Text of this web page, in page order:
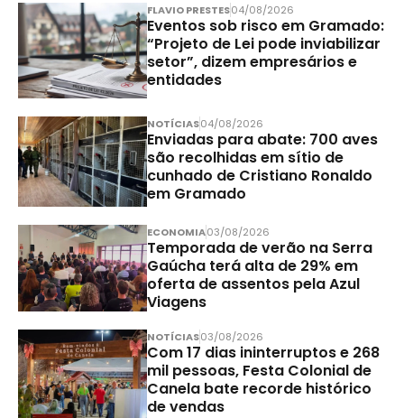
FLAVIO PRESTES04/08/2026
Eventos sob risco em Gramado:
“Projeto de Lei pode inviabilizar
setor”, dizem empresários e
entidades
NOTÍCIAS04/08/2026
Enviadas para abate: 700 aves
são recolhidas em sítio de
cunhado de Cristiano Ronaldo
em Gramado
ECONOMIA03/08/2026
Temporada de verão na Serra
Gaúcha terá alta de 29% em
oferta de assentos pela Azul
Viagens
NOTÍCIAS03/08/2026
Com 17 dias ininterruptos e 268
mil pessoas, Festa Colonial de
Canela bate recorde histórico
de vendas